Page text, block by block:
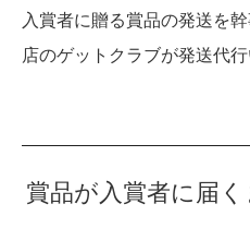
入賞者に贈る賞品の発送を
店のゲットクラブが発送代行
賞品が入賞者に届